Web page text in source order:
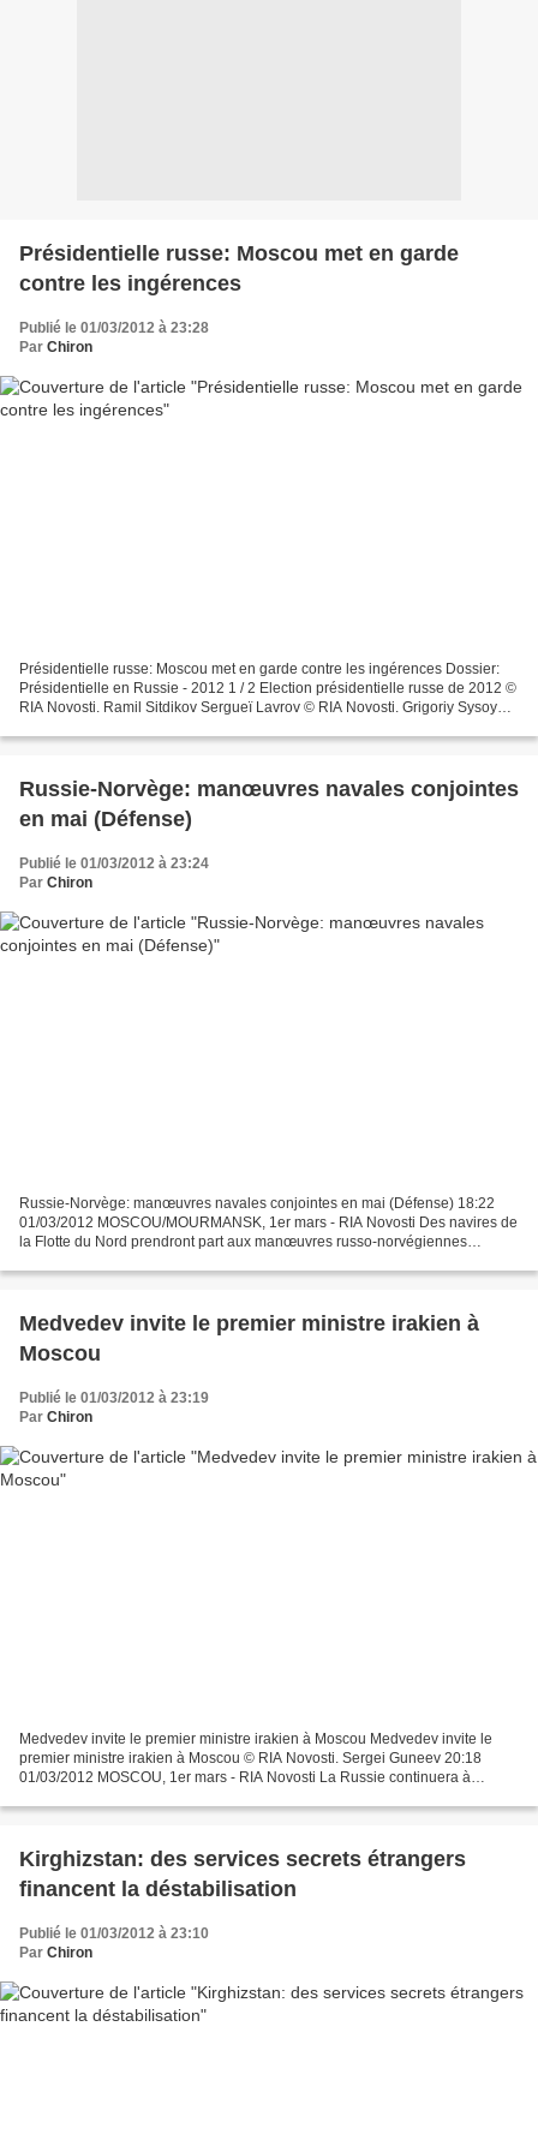
Présidentielle russe: Moscou met en garde
contre les ingérences
Publié le 01/03/2012 à 23:28
Par Chiron
Présidentielle russe: Moscou met en garde contre les ingérences Dossier:
Présidentielle en Russie - 2012 1 / 2 Election présidentielle russe de 2012 ©
RIA Novosti. Ramil Sitdikov Sergueï Lavrov © RIA Novosti. Grigoriy Sysoyev
Russie-Norvège: manœuvres navales conjointes
en mai (Défense)
Publié le 01/03/2012 à 23:24
Par Chiron
Russie-Norvège: manœuvres navales conjointes en mai (Défense) 18:22
01/03/2012 MOSCOU/MOURMANSK, 1er mars - RIA Novosti Des navires de
la Flotte du Nord prendront part aux manœuvres russo-norvégiennes
Medvedev invite le premier ministre irakien à
Moscou
Publié le 01/03/2012 à 23:19
Par Chiron
Medvedev invite le premier ministre irakien à Moscou Medvedev invite le
premier ministre irakien à Moscou © RIA Novosti. Sergei Guneev 20:18
01/03/2012 MOSCOU, 1er mars - RIA Novosti La Russie continuera à
Kirghizstan: des services secrets étrangers
financent la déstabilisation
Publié le 01/03/2012 à 23:10
Par Chiron